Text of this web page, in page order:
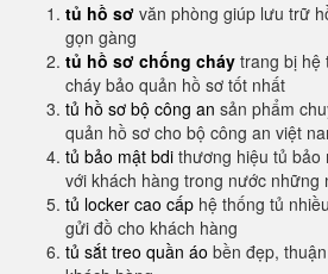
tủ hồ sơ văn phòng giúp lưu trữ
gọn gàng
tủ hồ sơ chống cháy trang bị hệ
cháy bảo quản hồ sơ tốt nhất
tủ hồ sơ bộ công an sản phẩm
quản hồ sơ cho bộ công an việt
tủ bảo mật bdi thương hiệu tủ bảo
với khách hàng trong nước những
tủ locker cao cấp hệ thống tủ
gửi đồ cho khách hàng
tủ sắt treo quần áo bền đẹp,